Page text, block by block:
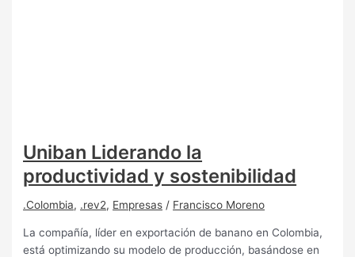
Uniban Liderando la
productividad y sostenibilidad
.Colombia, .rev2, Empresas / Francisco Moreno
La compañía, líder en exportación de banano en Colombia,
está optimizando su modelo de producción, basándose en